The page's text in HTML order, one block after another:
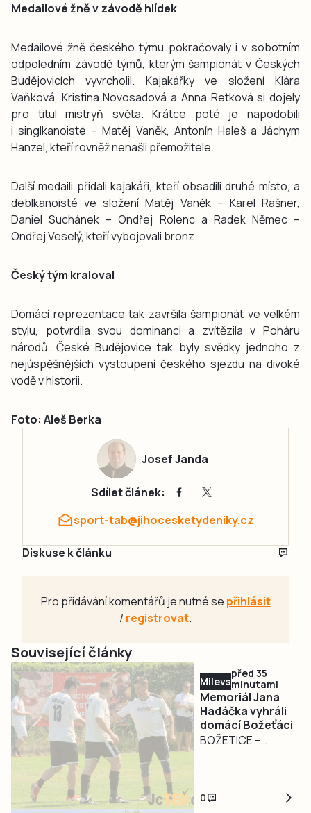
Medailové žně v závodě hlídek
Medailové žně českého týmu pokračovaly i v sobotním
odpoledním závodě týmů, kterým šampionát v Českých
Budějovicích vyvrcholil. Kajakářky ve složení Klára
Vaňková, Kristina Novosadová a Anna Retková si dojely
pro titul mistryň světa. Krátce poté je napodobili
i singlkanoisté – Matěj Vaněk, Antonín Haleš a Jáchym
Hanzel, kteří rovněž nenašli přemožitele.
Další medaili přidali kajakáři, kteří obsadili druhé místo, a
deblkanoisté ve složení Matěj Vaněk – Karel Rašner,
Daniel Suchánek – Ondřej Rolenc a Radek Němec –
Ondřej Veselý, kteří vybojovali bronz.
Český tým kraloval
Domácí reprezentace tak završila šampionát ve velkém
stylu, potvrdila svou dominanci a zvítězila v Poháru
národů. České Budějovice tak byly svědky jednoho z
nejúspěšnějších vystoupení českého sjezdu na divoké
vodě v historii.
Foto: Aleš Berka
Josef Janda
Sdílet článek:
sport-tab@jihocesketydeniky.cz
Diskuse k článku
Pro přidávání komentářů je nutné se přihlásit
/registrovat.
Související články
Milevsko
před 35
minutami
Memoriál Jana
Hadáčka vyhráli
domácí Božeťáci
BOŽETICE –
domácí Božeťáci!
V sobotu 8. srpna
0